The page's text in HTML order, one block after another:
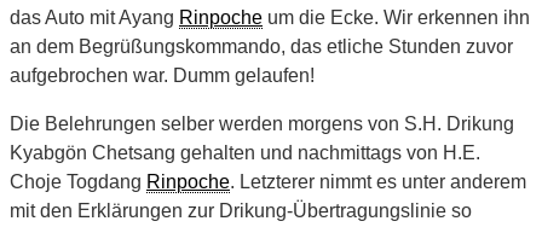
das Auto mit Ayang Rinpoche um die Ecke. Wir erkennen ihn
an dem Begrüßungskommando, das etliche Stunden zuvor
aufgebrochen war. Dumm gelaufen!
Die Belehrungen selber werden morgens von S.H. Drikung
Kyabgön Che­tsang gehalten und nachmittags von H.E.
Choje Togdang Rinpoche. Letzterer nimmt es unter anderem
mit den Erklärungen zur Drikung-Übertragungslinie so